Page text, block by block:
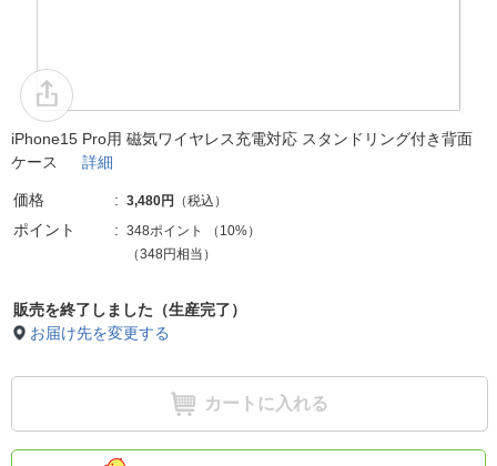
iPhone15 Pro用 磁気ワイヤレス充電対応 スタンドリング付き背面
ケース 詳細
価格 3,480円 （税込）
ポイント 348ポイント （ 10%）
（348円相当）
販売を終了しました（生産完了）
お届け先を変更する
カートに入れる